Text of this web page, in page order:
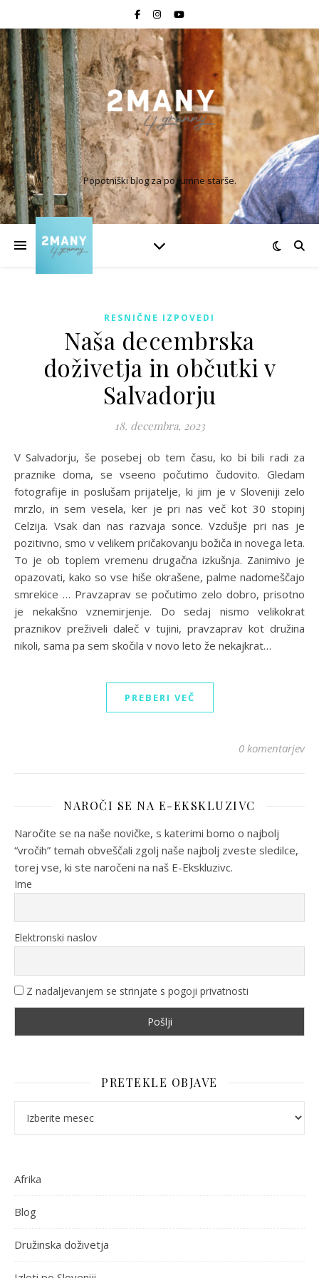
Popotniški blog za pogumne starše.
RESNIČNE IZPOVEDI
Naša decembrska
doživetja in občutki v
Salvadorju
18. decembra, 2023
V Salvadorju, še posebej ob tem času, ko bi bili radi za
praznike doma, se vseeno počutimo čudovito. Gledam
fotografije in poslušam prijatelje, ki jim je v Sloveniji zelo
mrzlo, in sem vesela, ker je pri nas več kot 30 stopinj
Celzija. Vsak dan nas razvaja sonce. Vzdušje pri nas je
pozitivno, smo v velikem pričakovanju božiča in novega leta.
To je ob toplem vremenu drugačna izkušnja. Zanimivo je
opazovati, kako so vse hiše okrašene, palme nadomeščajo
smrekice … Pravzaprav se počutimo zelo dobro, prisotno
je nekakšno vznemirjenje. Do sedaj nismo velikokrat
praznikov preživeli daleč v tujini, pravzaprav kot družina
nikoli, sama pa sem skočila v novo leto že nekajkrat…
PREBERI VEČ
0 komentarjev
NAROČI SE NA E-EKSKLUZIVC
Naročite se na naše novičke, s katerimi bomo o najbolj
“vročih” temah obveščali zgolj naše najbolj zveste sledilce,
torej vse, ki ste naročeni na naš E-Ekskluzivc.
Ime
Elektronski naslov
Z nadaljevanjem se strinjate s pogoji privatnosti
PRETEKLE OBJAVE
Afrika
Blog
Družinska doživetja